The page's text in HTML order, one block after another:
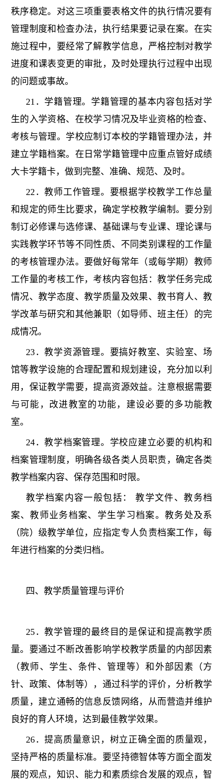
秩序稳定。对这三项重要表格文件的执行情况要有
管理制度和检查办法，执行结果要记录在案。在实
施过程中，要经常了解教学信息，严格控制对教学
进度和课表变更的审批，及时处理执行过程中出现
的问题或事故。
21．学籍管理。学籍管理的基本内容包括对学
生的入学资格、在校学习情况及毕业资格的检查、
考核与管理。学校应制订本校的学籍管理办法，并
建立学籍档案。在日常学籍管理中应重点管好成绩
大卡学籍卡，做到完整、准确、规范、及时。
22．教师工作管理。要根据学校教学工作总量
和规定的师生比要求，确定学校教学编制。要分别
制订必修课与选修课、基础课与专业课、理论课与
实践教学环节等不同性质、不同类别课程的工作量
的考核管理办法。要做好每常年（或每学期）教师
工作量的考核工作，考核内容包括：教学任务完成
情况、教学态度、教学质量及效果、教书育人、教
学改革与研究和其他兼职（如导师、班主任）的完
成情况。
23．教学资源管理。要搞好教室、实验室、场
馆等教学设施的合理配置和规划建设，充分加以利
用，保证教学需要，提高资源效益。注意根据需要
与可能，改进教室的功能，建设必要的多功能教
室。
24．教学档案管理。学校应建立必要的机构和
档案管理制度，明确各级各类人员职责，确定各类
教学档案内容、保存范围和时限。
教学档案内容一般包括： 教学文件、教务档
案、教师业务档案、学生学习档案。教务处及系
（院）级教学单位，应指定专人负责档案工作，每
年进行档案的分类归档。
四、教学质量管理与评价
25．教学管理的最终目的是保证和提高教学质
量。要通过不断改善影响学校教学质量的内部因素
（教师、学生、条件、管理等）和外部因素（方
针、政策、体制等），通过科学的评价，分析教学
质量，建立通畅的信息反馈网络，从而营造并维护
良好的育人环境，达到最佳教学效果。
26．提高质量意识，树立正确全面的质量观，
坚持严格的质量标准。要坚持德智体等方面全面发
展的观点，知识、能力和素质综合发展的观点，智